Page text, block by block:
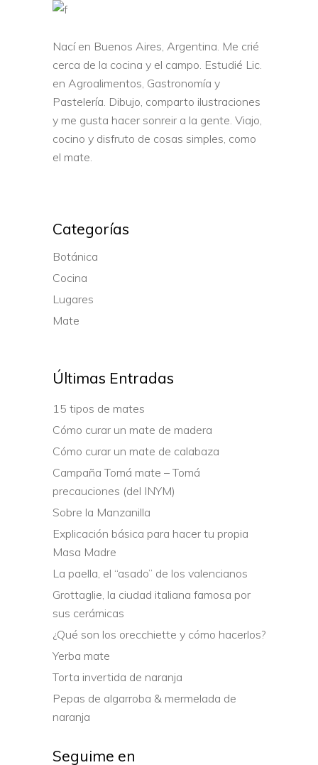
Nací en Buenos Aires, Argentina. Me crié
cerca de la cocina y el campo. Estudié Lic.
en Agroalimentos, Gastronomía y
Pastelería. Dibujo, comparto ilustraciones
y me gusta hacer sonreir a la gente. Viajo,
cocino y disfruto de cosas simples, como
el mate.
Categorías
Botánica
Cocina
Lugares
Mate
Últimas Entradas
15 tipos de mates
Cómo curar un mate de madera
Cómo curar un mate de calabaza
Campaña Tomá mate – Tomá
precauciones (del INYM)
Sobre la Manzanilla
Explicación básica para hacer tu propia
Masa Madre
La paella, el “asado” de los valencianos
Grottaglie, la ciudad italiana famosa por
sus cerámicas
¿Qué son los orecchiette y cómo hacerlos?
Yerba mate
Torta invertida de naranja
Pepas de algarroba & mermelada de
naranja
Seguime en